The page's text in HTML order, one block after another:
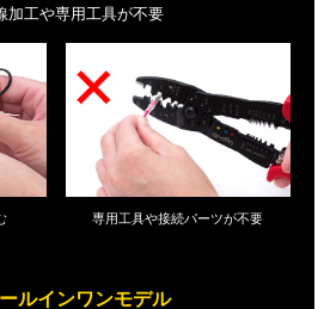
加工や専用工具が不要
専用工具や接続パーツが不要
ルインワンモデル